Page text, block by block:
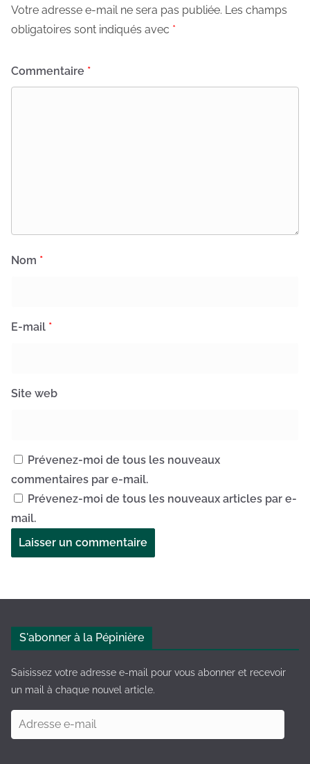
Votre adresse e-mail ne sera pas publiée. Les champs
obligatoires sont indiqués avec *
Commentaire *
Nom *
E-mail *
Site web
Prévenez-moi de tous les nouveaux
commentaires par e-mail.
Prévenez-moi de tous les nouveaux articles par e-
mail.
e
v
S'abonner à la Pépinière
Saisissez votre adresse e-mail pour vous abonner et recevoir
un mail à chaque nouvel article.
d